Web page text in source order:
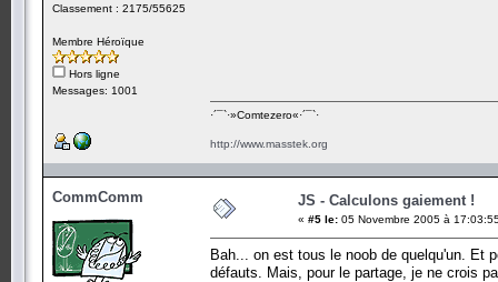
Classement : 2175/55625
Membre Héroïque
Hors ligne
Messages: 1001
·´¯`·­»Comtezero«­·´¯`·
http://www.masstek.org
CommComm JS - Calculons gaiement !
« #5 le: 05 Novembre 2005 à
Bah... on est tous le noob de quelqu'un. Et
défauts. Mais, pour le partage, je ne crois